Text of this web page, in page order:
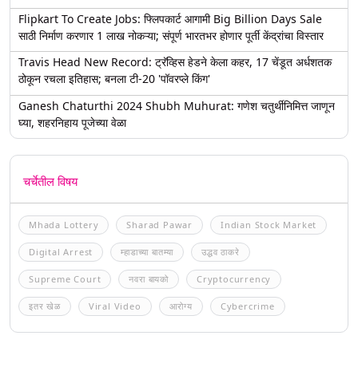
Flipkart To Create Jobs: फ्लिपकार्ट आगामी Big Billion Days Sale
साठी निर्माण करणार 1 लाख नोकऱ्या; संपूर्ण भारतभर होणार पूर्ती केंद्रांचा विस्तार
Travis Head New Record: ट्रॅव्हिस हेडने केला कहर, 17 चेंडूत अर्धशतक
ठोकून रचला इतिहास; बनला टी-20 'पॉवरप्ले किंग'
Ganesh Chaturthi 2024 Shubh Muhurat: गणेश चतुर्थीनिमित्त जाणून
घ्या, शहरनिहाय पूजेच्या वेळा
चर्चेतील विषय
Mhada Lottery Sharad Pawar Indian Stock Market
Digital Arrest म्हाडाच्या बातम्या उद्धव ठाकरे
Supreme Court नवरा बायको Cryptocurrency
इतर खेळ Viral Video आरोग्य Cybercrime